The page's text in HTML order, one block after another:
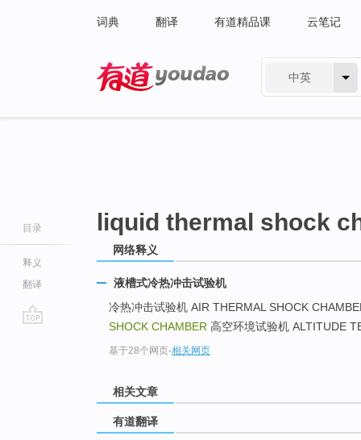
词典 翻译 有道精品课 云笔记
中英
目录
释义
翻译
liquid thermal shock
网络释义
液槽式冷热冲击试验机
冷热冲击试验机 AIR THERMAL SHOCK
SHOCK CHAMBER 高空环境试验机 ALTITUDE
基于28个网页-相关网页
相关文章
有道翻译